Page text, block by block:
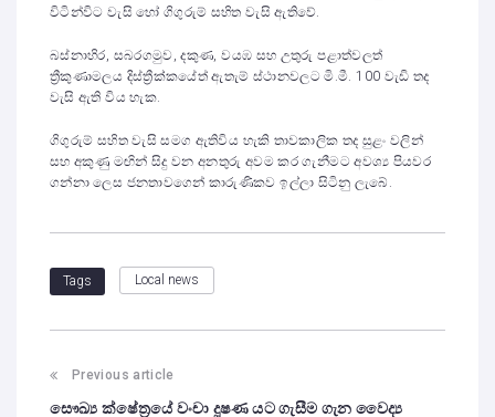
විටින්විට වැසි හෝ ගිගුරුම් සහිත වැසි ඇතිවේ.
බස්නාහිර, සබරගමුව, දකුණ, වයඹ සහ උතුරු පළාත්වලත්
ත්‍රීකුණාමලය දිස්ත්‍රීක්කයේත් ඇතැම් ස්ථානවලට මි.මී. 100 වැඩි තද
වැසි ඇති විය හැක.
ගිගුරුම් සහිත වැසි සමග ඇතිවිය හැකි තාවකාලික තද සුළං වලින්
සහ අකුණු මඟින් සිදු වන අනතුරු අවම කර ගැනීමට අවශ්‍ය පියවර
ගන්නා ලෙස ජනතාවගෙන් කාරුණිකව ඉල්ලා සිටිනු ලැබේ.
Tags Local news
Previous article
සෞඛ්‍ය ක්ෂේත්‍රයේ වංචා දූෂණ යට ගැසීම ගැන වෛද්‍ය